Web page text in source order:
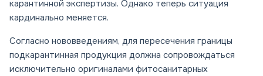
карантинной экспертизы. Однако теперь ситуация
кардинально меняется.
Согласно нововведениям, для пересечения границы
подкарантинная продукция должна сопровождаться
исключительно оригиналами фитосанитарных